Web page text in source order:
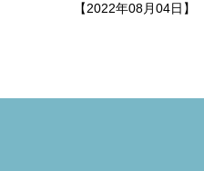
【2022年08月04日】